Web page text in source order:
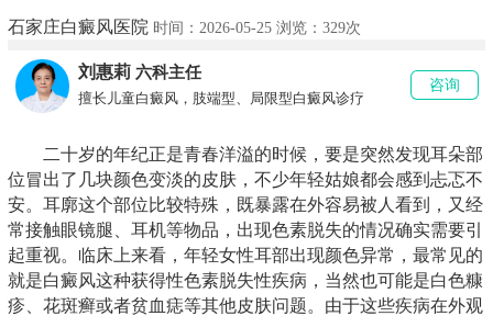
石家庄白癜风医院 时间：2026-05-25 浏览： 329次
刘惠莉 六科主任
擅长儿童白癜风，肢端型、局限型白癜风诊疗
咨询
二十岁的年纪正是青春洋溢的时候，要是突然发现耳朵部
位冒出了几块颜色变淡的皮肤，不少年轻姑娘都会感到忐忑不
安。耳廓这个部位比较特殊，既暴露在外容易被人看到，又经
常接触眼镜腿、耳机等物品，出现色素脱失的情况确实需要引
起重视。临床上来看，年轻女性耳部出现颜色异常，最常见的
就是白癜风这种获得性色素脱失性疾病，当然也可能是白色糠
疹、花斑癣或者贫血痣等其他皮肤问题。由于这些疾病在外观